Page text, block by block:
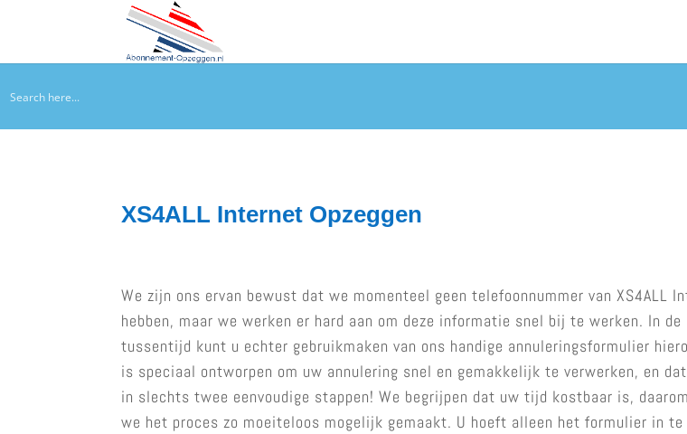
XS4ALL Internet Opzeggen
We zijn ons ervan bewust dat we momenteel geen telefoonnummer van XS4ALL
hebben, maar we werken er hard aan om deze informatie snel bij te werken. In de
tussentijd kunt u echter gebruikmaken van ons handige annuleringsformulier
is speciaal ontworpen om uw annulering snel en gemakkelijk te verwerken, en
in slechts twee eenvoudige stappen! We begrijpen dat uw tijd kostbaar is,
we het proces zo moeiteloos mogelijk gemaakt. U hoeft alleen het formulier in te